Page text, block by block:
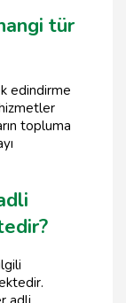
tür
edindirme
topluma